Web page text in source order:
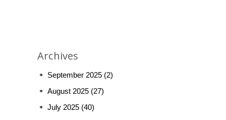
Archives
September 2025 (2)
August 2025 (27)
July 2025 (40)